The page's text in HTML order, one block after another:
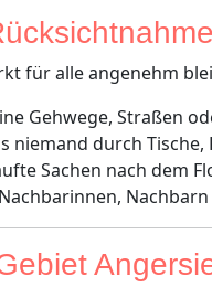
für alle angenehm
Gehwege, Straßen
niemand durch
Sachen nach dem